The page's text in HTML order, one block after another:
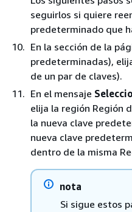
seguirlos si quiere
predeterminado que
En la sección de la
predeterminadas),
de un par de claves).
En el mensaje
elija la región Región
la nueva clave
nueva clave
dentro de la misma
nota
Si sigue estos